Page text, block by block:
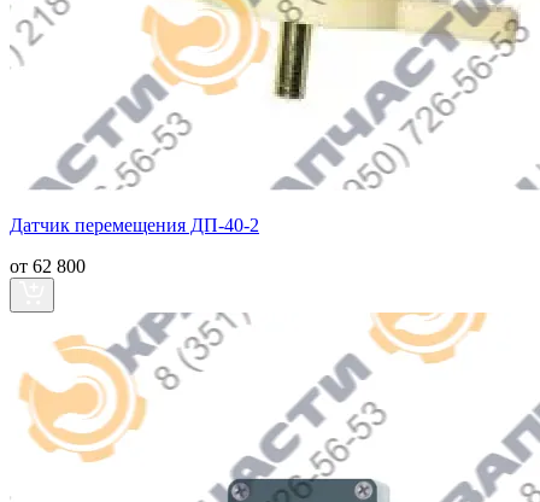
Датчик перемещения ДП-40-2
от 62 800